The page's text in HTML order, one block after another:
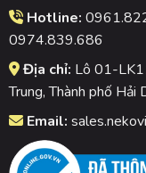
Hotline:
0974.839.686
Địa chỉ: Lô 01-
Trung, Thành phố Hải
Email: